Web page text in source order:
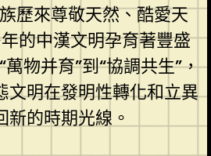
歷來尊敬天然、酷愛天
的中漢文明孕育著豐盛
物并育”到“協調共生”，
文明在發明性轉化和立異
的時期光線。